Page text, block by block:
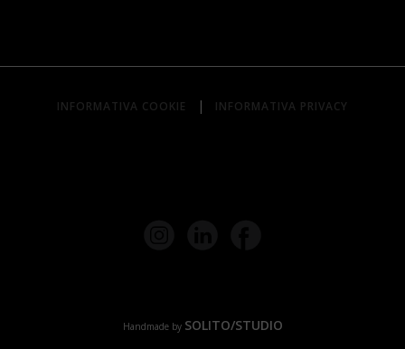
INFORMATIVA COOKIE | INFORMATIVA PRIVACY
Handmade by SOLITO/STUDIO